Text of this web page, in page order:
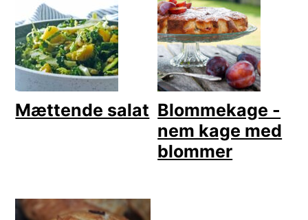
Mættende salat Blommekage -
nem kage med
blommer